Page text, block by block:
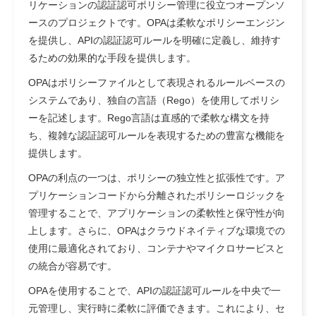
リケーションの認証認可ポリシー管理に役立つオープンソ
ースのプロジェクトです。OPAは柔軟なポリシーエンジン
を提供し、APIの認証認可ルールを明確に定義し、維持す
るための効果的な手段を提供します。
OPAはポリシーファイルとして表現されるルールベースの
システムであり、独自の言語（Rego）を使用してポリシ
ーを記述します。Rego言語は直感的で柔軟な構文を持
ち、複雑な認証認可ルールを表現するための豊富な機能を
提供します。
OPAの利点の一つは、ポリシーの独立性と拡張性です。ア
プリケーションコードから分離されたポリシーロジックを
管理することで、アプリケーションの柔軟性と保守性が向
上します。さらに、OPAはクラウドネイティブな環境での
使用に最適化されており、コンテナやマイクロサービスと
の統合が容易です。
OPAを使用することで、APIの認証認可ルールを中央で一
元管理し、実行時に柔軟に評価できます。これにより、セ